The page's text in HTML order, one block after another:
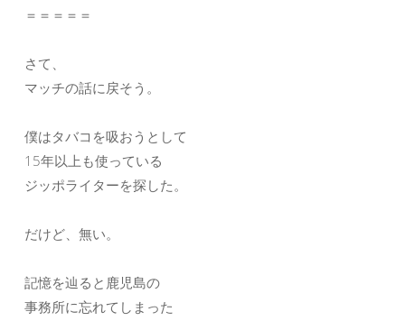
＝＝＝＝＝
さて、
マッチの話に戻そう。
僕はタバコを吸おうとして
15年以上も使っている
ジッポライターを探した。
だけど、無い。
記憶を辿ると鹿児島の
事務所に忘れてしまった